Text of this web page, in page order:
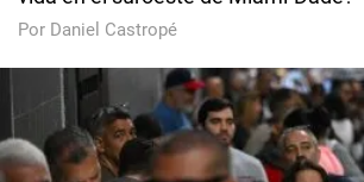
Por Daniel Castropé